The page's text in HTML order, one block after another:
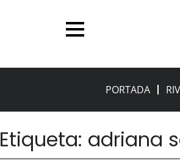
PORTADA
Etiqueta: adriana